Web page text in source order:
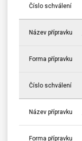
Číslo schválení
Název přípravku
Forma přípravku
Číslo schválení
Název přípravku
Forma přípravku